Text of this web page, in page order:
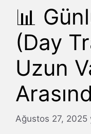
📊
(Day
Uzun
Ağustos 27, 2025